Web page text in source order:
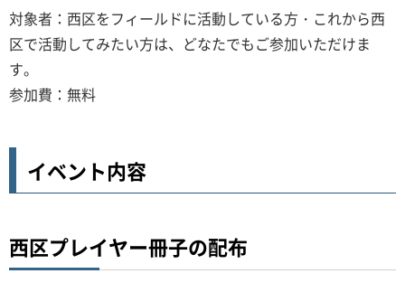
対象者：西区をフィールドに活動している方・これから西
区で活動してみたい方は、どなたでもご参加いただけま
す。
参加費：無料
イベント内容
西区プレイヤー冊子の配布